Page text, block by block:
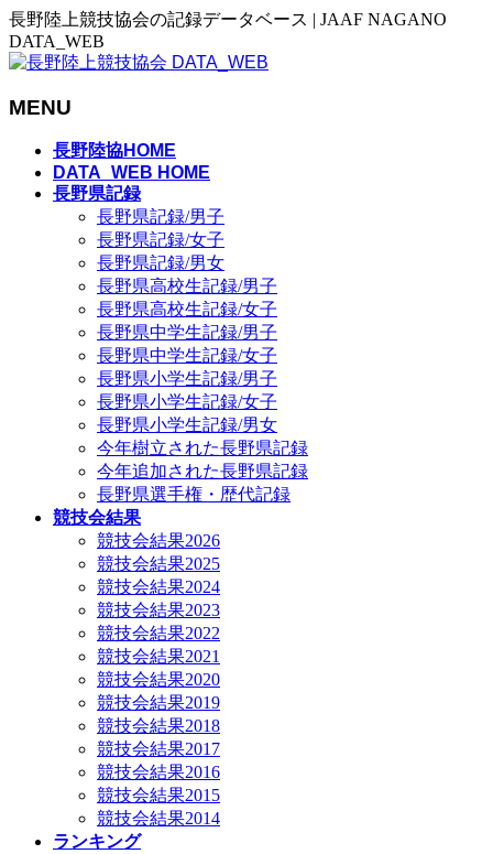
長野陸上競技協会の記録データベース | JAAF NAGANO
DATA_WEB
MENU
長野陸協HOME
DATA_WEB HOME
長野県記録
長野県記録/男子
長野県記録/女子
長野県記録/男女
長野県高校生記録/男子
長野県高校生記録/女子
長野県中学生記録/男子
長野県中学生記録/女子
長野県小学生記録/男子
長野県小学生記録/女子
長野県小学生記録/男女
今年樹立された長野県記録
今年追加された長野県記録
長野県選手権・歴代記録
競技会結果
競技会結果2026
競技会結果2025
競技会結果2024
競技会結果2023
競技会結果2022
競技会結果2021
競技会結果2020
競技会結果2019
競技会結果2018
競技会結果2017
競技会結果2016
競技会結果2015
競技会結果2014
ランキング